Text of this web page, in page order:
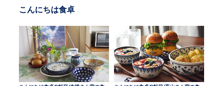
こんにちは食卓
こんにちは食卓/9軒目/本橋さん家の食卓 こんにちは食卓/8軒目/高山さん家の食卓